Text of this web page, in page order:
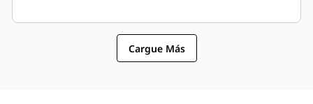
Cargue Más